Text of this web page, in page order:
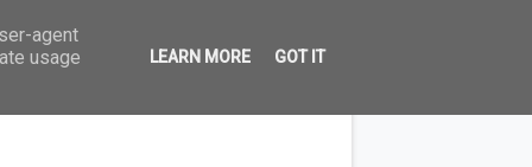
agent
usage
LEARN MORE GOT IT